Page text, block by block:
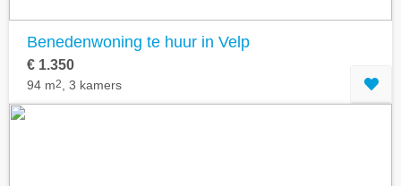
Benedenwoning te huur in Velp
€ 1.350
94 m2 , 3 kamers